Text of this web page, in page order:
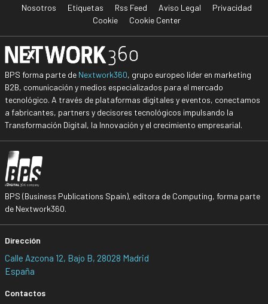
Nosotros Etiquetas Rss Feed Aviso Legal
Privacidad
Cookie
Cookie Center
BPS forma parte de Nextwork360, grupo europeo líder en marketing
B2B, comunicación y medios especializados para el mercado
tecnológico. A través de plataformas digitales y eventos, conectamos
a fabricantes, partners y decisores tecnológicos impulsando la
Transformación Digital, la Innovación y el crecimiento empresarial.
BPS (Business Publications Spain), editora de Computing, forma parte
de Nextwork360.
Dirección
Calle Azcona 12, Bajo B, 28028 Madrid
España
Contactos